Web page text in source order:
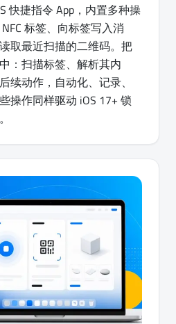
快捷指令 App，内置多种操
标签、向标签写入消
取最近扫描的二维码。把
：扫描标签、解析其内
续动作，自动化、记录、
操作同样驱动 iOS 17+ 锁